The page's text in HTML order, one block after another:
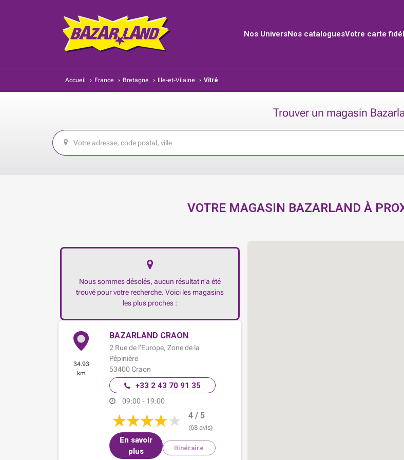
Nos UniversNos cataloguesVotre carte
Accueil › France › Bretagne › Ille-et-Vilaine › Vitré
Trouver un magasin
VOTRE MAGASIN BAZARLAND À
Nous sommes désolés, aucun résultat n’a été
trouvé pour votre recherche. Voici les magasins
les plus proches :
34.93
km
BAZARLAND CRAON
2 Rue de l’Europe, Zone de la
Pépinière
53400 Craon
+33 2 43 70 91 35
09:00 - 19:00
4 / 5
(68 avis)
En savoir
plus
Itinéraire